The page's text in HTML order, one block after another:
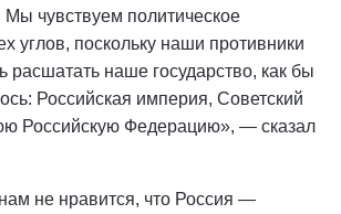
чувствуем политическое
углов, поскольку наши противники
расшатать наше государство, как бы
Российская империя, Советский
Российскую Федерацию», — сказал
не нравится, что Россия —